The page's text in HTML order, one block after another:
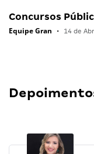
Concursos
Equipe Gran • 14 de